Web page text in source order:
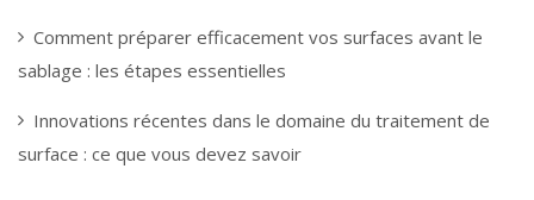
Comment préparer efficacement vos surfaces avant le
sablage : les étapes essentielles
Innovations récentes dans le domaine du traitement de
surface : ce que vous devez savoir